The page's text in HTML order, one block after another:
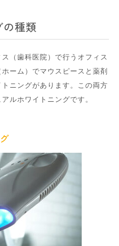
種類
（歯科医院）で行うオフィス
ーム）でマウスピースと薬剤
ニングがあります。この両方
ルホワイトニングです。